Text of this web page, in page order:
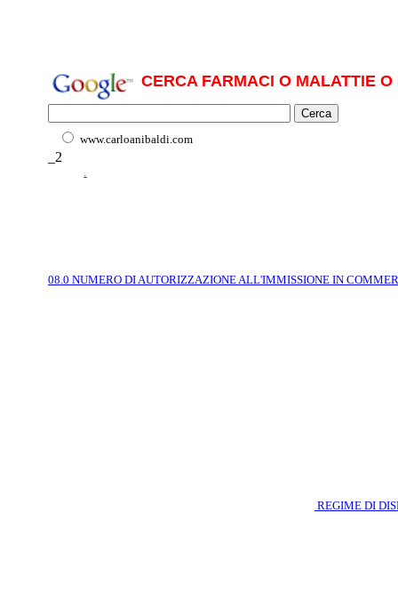
CERCA FARMACI O MALATTIE
www.carloanibaldi.com
_2
.
08.0 NUMERO DI AUTORIZZAZIONE ALL'IMMISSIONE IN
REGIME DI